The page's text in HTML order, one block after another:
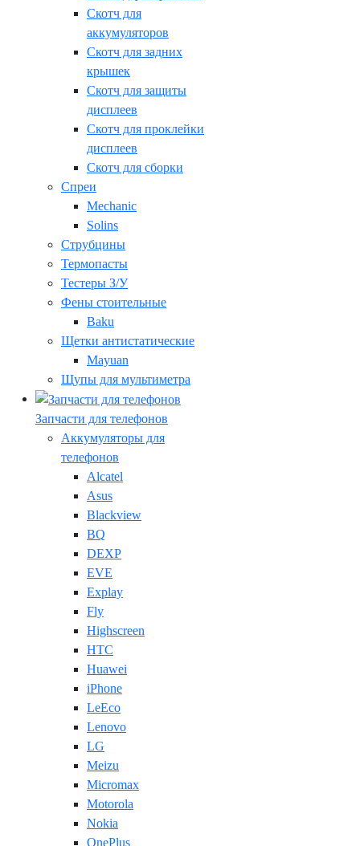
Скотч для
аккумуляторов
Скотч для задних
крышек
Скотч для защиты
дисплеев
Скотч для проклейки
дисплеев
Скотч для сборки
Спреи
Mechanic
Solins
Струбцины
Термопасты
Тестеры З/У
Фены стоительные
Baku
Щетки антистатические
Mayuan
Щупы для мультиметра
Запчасти для телефонов
Аккумуляторы для
телефонов
Alcatel
Asus
Blackview
BQ
DEXP
EVE
Explay
Fly
Highscreen
HTC
Huawei
iPhone
LeEco
Lenovo
LG
Meizu
Micromax
Motorola
Nokia
OnePlus